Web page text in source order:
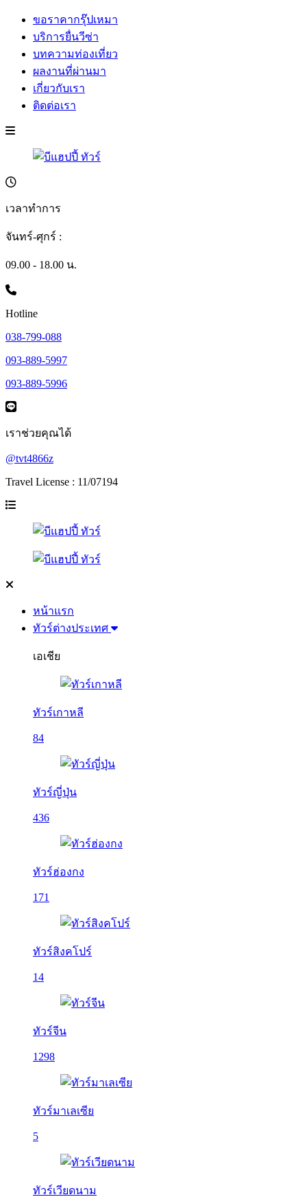
ขอราคากรุ๊ปเหมา
บริการยื่นวีซ่า
บทความท่องเที่ยว
ผลงานที่ผ่านมา
เกี่ยวกับเรา
ติดต่อเรา
เวลาทำการ
จันทร์-ศุกร์ :
09.00 - 18.00 น.
Hotline
038-799-088
093-889-5997
093-889-5996
เราช่วยคุณได้
@tvt4866z
Travel License : 11/07194
หน้าแรก
ทัวร์ต่างประเทศ
เอเชีย
ทัวร์เกาหลี
84
ทัวร์ญี่ปุ่น
436
ทัวร์ฮ่องกง
171
ทัวร์สิงคโปร์
14
ทัวร์จีน
1298
ทัวร์มาเลเซีย
5
ทัวร์เวียดนาม